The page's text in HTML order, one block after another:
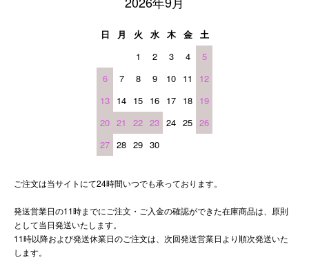
日 月 火 水 木 金
土
1
2 3 4
5
6
7 8 9 10 11
12
13 14 15 16 17 18 19
20 21 22 23 24 25 26
27 28 29 30
ご注文は当サイトにて24時間いつでも承っております。
発送営業日の11時までにご注文・ご入金の確認ができた在庫商品は、原則
として当日発送いたします。
11時以降および発送休業日のご注文は、次回発送営業日より順次発送いた
します。